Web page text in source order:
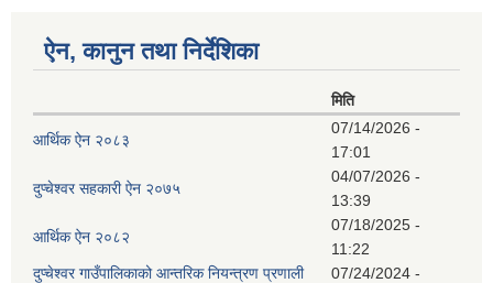
ऐन, कानुन तथा निर्देशिका
मिति
आर्थिक ऐन २०८३
07/14/2026 -
17:01
दुप्चेश्वर सहकारी ऐन २०७५
04/07/2026 -
13:39
आर्थिक ऐन २०८२
07/18/2025 -
11:22
दुप्चेश्वर गाउँपालिकाको आन्तरिक नियन्त्रण प्रणाली
07/24/2024 -